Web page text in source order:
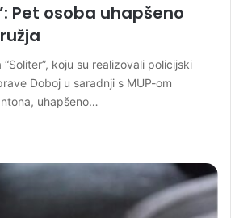
Pet osoba uhapšeno
koju su realizovali policijski
Doboj u saradnji s MUP-om
uhapšeno…